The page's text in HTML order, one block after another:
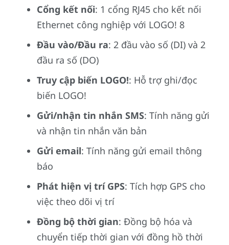
Cổng kết nối: 1 cổng RJ45 cho kết nối
Ethernet công nghiệp với LOGO! 8
Đầu vào/Đầu ra: 2 đầu vào số (DI) và 2
đầu ra số (DO)
Truy cập biến LOGO!: Hỗ trợ ghi/đọc
biến LOGO!
Gửi/nhận tin nhắn SMS: Tính năng gửi
và nhận tin nhắn văn bản
Gửi email: Tính năng gửi email thông
báo
Phát hiện vị trí GPS: Tích hợp GPS cho
việc theo dõi vị trí
Đồng bộ thời gian: Đồng bộ hóa và
chuyển tiếp thời gian với đồng hồ thời